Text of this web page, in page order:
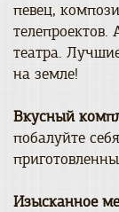
певец,
телепроектов.
театра.
на земле!
Вкусный
побалуйте
Изысканное